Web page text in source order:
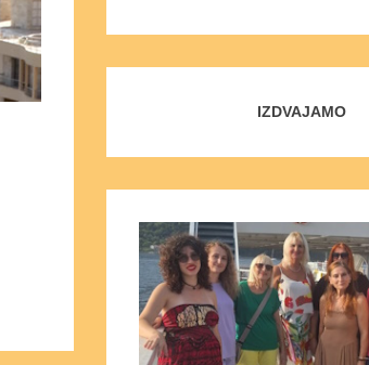
IZDVAJAMO